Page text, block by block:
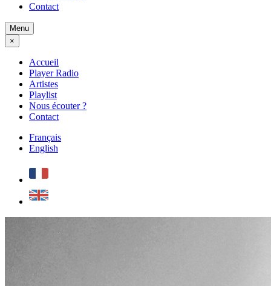
Contact
Menu
×
Accueil
Player Radio
Artistes
Playlist
Nous écouter ?
Contact
Français
English